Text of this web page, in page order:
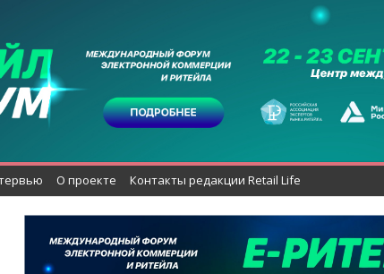
О проекте Контакты редакции Retail Life